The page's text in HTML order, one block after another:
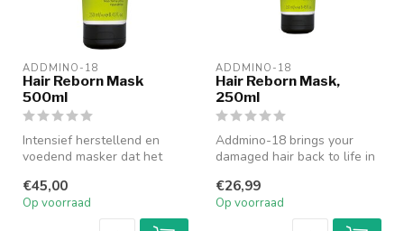
ADDMINO-18
Hair Reborn Mask
500ml
Intensief herstellend en
voedend masker dat het
voorkomt...
€45,00
Op voorraad
ADDMINO-18
Hair Reborn Mask,
250ml
Addmino-18 brings your
damaged hair back to life in
nieuwste...
€26,99
Op voorraad